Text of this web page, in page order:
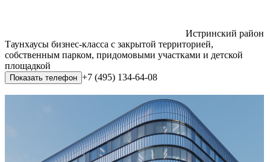
Истринский район
Таунхаусы бизнес-класса с закрытой территорией,
собственным парком, придомовыми участками и детской
площадкой
Показать телефон +7 (495) 134-64-08